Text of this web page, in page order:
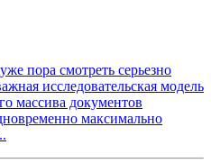
пора смотреть серьезно
исследовательская модель
массива документов
максимально